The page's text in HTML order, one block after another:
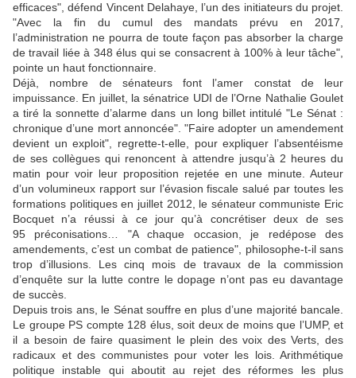
efficaces" , défend Vincent Delahaye, l’un des initiateurs du projet.
"Avec la fin du cumul des mandats prévu en 2017,
l’administration ne pourra de toute façon pas absorber la charge
de travail liée à 348 élus qui se consacrent à 100% à leur tâche"
pointe un haut fonctionnaire.
Déjà, nombre de sénateurs font l’amer constat de leur
impuissance. En juillet, la sénatrice UDI de l’Orne Nathalie Goulet
a tiré la sonnette d’alarme dans un long billet intitulé "Le Sénat :
chronique d’une mort annoncée". "Faire adopter un amendement
devient un exploit" , regrette-t-elle, pour expliquer l’absentéisme
de ses collègues qui renoncent à attendre jusqu’à 2 heures du
matin pour voir leur proposition rejetée en une minute. Auteur
d’un volumineux rapport sur l’évasion fiscale salué par toutes les
formations politiques en juillet 2012, le sénateur communiste Eric
Bocquet n’a réussi à ce jour qu’à concrétiser deux de ses
95 préconisations… "A chaque occasion, je redépose des
amendements, c’est un combat de patience" , philosophe-t-il sans
trop d’illusions. Les cinq mois de travaux de la commission
d’enquête sur la lutte contre le dopage n’ont pas eu davantage
de succès.
Depuis trois ans, le Sénat souffre en plus d’une majorité bancale.
Le groupe PS compte 128 élus, soit deux de moins que l’UMP, et
il a besoin de faire quasiment le plein des voix des Verts, des
radicaux et des communistes pour voter les lois. Arithmétique
politique instable qui aboutit au rejet des réformes les plus